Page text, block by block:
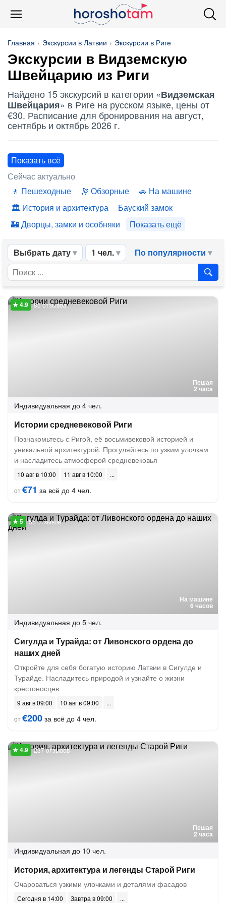
Главная Экскурсии в Латвии Экскурсии в Риге
Экскурсии в Видземскую
Швейцарию из Риги
Найдено 15 экскурсий в категории «Видземская
Швейцария» в Риге на русском языке, цены от
€30. Расписание для бронирования на август,
сентябрь и октябрь 2026 г.
Показать всё
Сейчас актуально
Пешеходные
Обзорные
На машине
История и архитектура
Бауский замок
Дворцы, замки и особняки
Показать ещё
Выбрать дату 1 чел. По популярности
Пешая
2 часа
85 отзывов
Индивидуальная до 4 чел.
Истории средневековой Риги
Познакомьтесь с Ригой, её восьмивековой историей и
уникальной архитектурой. Прогуляйтесь по узким улочкам
и насладитесь атмосферой средневековья
10 авг в 10:00
11 авг в 10:00
от€71 за всё до 4 чел.
На машине
6 часов
55 отзывов
Индивидуальная до 5 чел.
Сигулда и Турайда: от Ливонского ордена до
наших дней
Откройте для себя богатую историю Латвии в Сигулде и
Турайде. Насладитесь природой и узнайте о жизни
крестоносцев
9 авг в 09:00
10 авг в 09:00
от€200 за всё до 4 чел.
Пешая
2 часа
237 отзывов
Индивидуальная до 10 чел.
История, архитектура и легенды Старой Риги
Очароваться узкими улочками и деталями фасадов
Сегодня в 14:00
Завтра в 09:00